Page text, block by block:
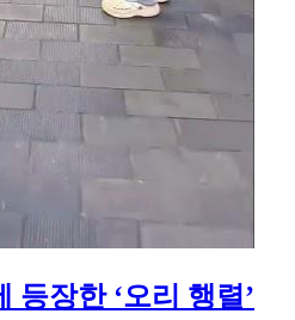
등장한 ‘오리 행렬’